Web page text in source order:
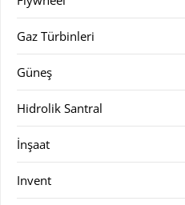
Gaz Türbinleri
Güneş
Hidrolik Santral
İnşaat
Invent